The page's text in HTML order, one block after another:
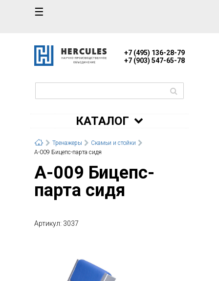
☰
+7 (495) 136-28-79
+7 (903) 547-65-78
КАТАЛОГ
Тренажеры
Скамьи и стойки
А-009 Бицепс-парта сидя
А-009 Бицепс-
парта сидя
Артикул: 3037